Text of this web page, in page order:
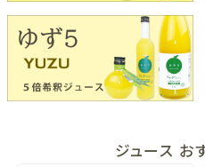
ジュース お